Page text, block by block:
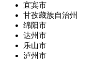
宜宾市
甘孜藏族自治州
绵阳市
达州市
乐山市
泸州市